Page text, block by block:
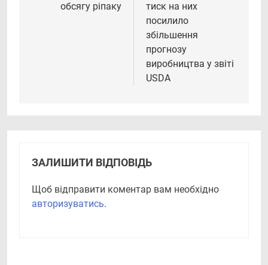
обсягу ріпаку
тиск на них
посилило
збільшення
прогнозу
виробництва у звіті
USDA
ЗАЛИШИТИ ВІДПОВІДЬ
Щоб відправити коментар вам необхідно
авторизуватись.